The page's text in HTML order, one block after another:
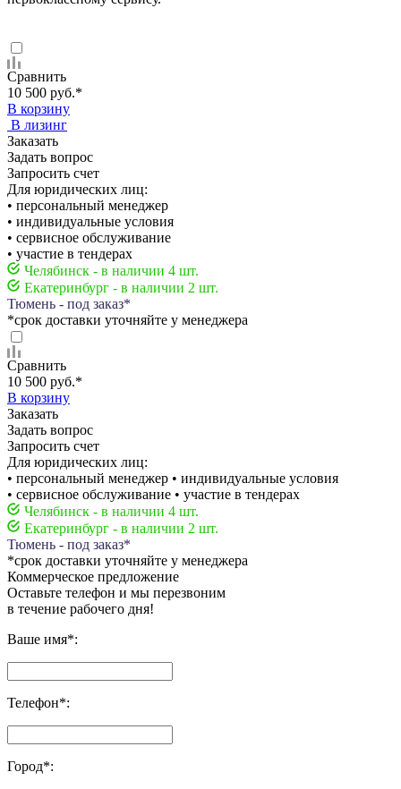
Сравнить
10 500 руб.*
В корзину
В лизинг
Заказать
Задать вопрос
Запросить счет
Для юридических лиц:
• персональный менеджер
• индивидуальные условия
• сервисное обслуживание
• участие в тендерах
Челябинск - в наличии 4 шт.
Екатеринбург - в наличии 2 шт.
Тюмень - под заказ*
*срок доставки уточняйте у менеджера
Сравнить
10 500 руб.*
В корзину
Заказать
Задать вопрос
Запросить счет
Для юридических лиц:
• персональный менеджер • индивидуальные условия
• сервисное обслуживание • участие в тендерах
Челябинск - в наличии 4 шт.
Екатеринбург - в наличии 2 шт.
Тюмень - под заказ*
*срок доставки уточняйте у менеджера
Коммерческое предложение
Оставьте телефон и мы перезвоним
в течение рабочего дня!
Ваше имя*:
Телефон*:
Город*: